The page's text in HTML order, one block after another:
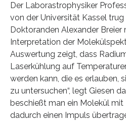
Der Laborastrophysiker
von der Universität Kassel
Doktoranden Alexander Breier
Interpretation der
Auswertung zeigt, dass
Laserkühlung auf
werden kann, die es erlauben,
zu untersuchen“, legt Giesen
beschießt man ein Molekül
dadurch einen Impuls